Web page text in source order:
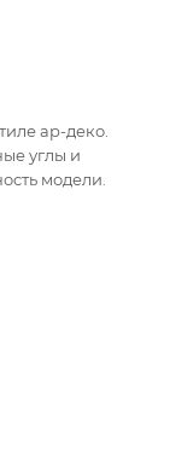
ар-деко.
углы и
модели.